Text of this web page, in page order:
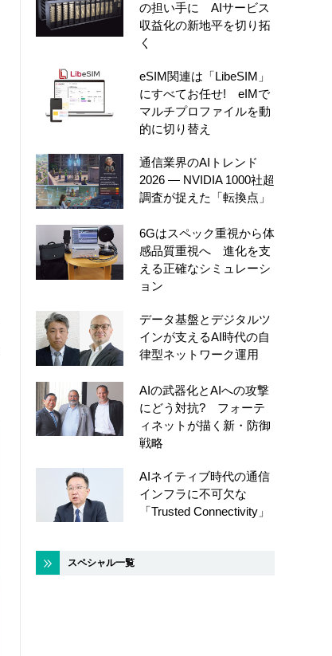
の担い手に AIサービス
収益化の新地平を切り拓
く
eSIM関連は「LibeSIM」
にすべてお任せ! eIMで
マルチプロファイルを動
的に切り替え
通信業界のAIトレンド
2026 ― NVIDIA 1000社超
調査が捉えた「転換点」
6Gはスペック重視から体
感品質重視へ 進化を支
える正確なシミュレーシ
ョン
データ基盤とデジタルツ
インが支えるAI時代の自
律型ネットワーク運用
AIの武器化とAIへの攻撃
にどう対抗? フォーテ
ィネットが描く新・防御
戦略
AIネイティブ時代の通信
インフラに不可欠な
「Trusted Connectivity」
スペシャル一覧